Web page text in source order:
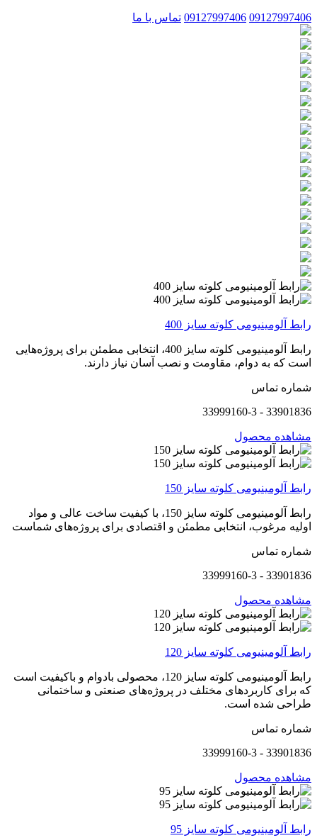
09127997406
09127997406 تماس با ما
رابط آلومینیومی کلوته سایز 400
رابط آلومینیومی کلوته سایز 400، انتخابی مطمئن برای پروژه‌هایی
است که به دوام، مقاومت و نصب آسان نیاز دارند.
شماره تماس
33901836 - 33999160-3
مشاهده محصول
رابط آلومینیومی کلوته سایز 150
رابط آلومینیومی کلوته سایز 150، با کیفیت ساخت عالی و مواد
اولیه مرغوب، انتخابی مطمئن و اقتصادی برای پروژه‌های شماست
شماره تماس
33901836 - 33999160-3
مشاهده محصول
رابط آلومینیومی کلوته سایز 120
رابط آلومینیومی کلوته سایز 120، محصولی بادوام و باکیفیت است
که برای کاربردهای مختلف در پروژه‌های صنعتی و ساختمانی
طراحی شده است.
شماره تماس
33901836 - 33999160-3
مشاهده محصول
رابط آلومینیومی کلوته سایز 95